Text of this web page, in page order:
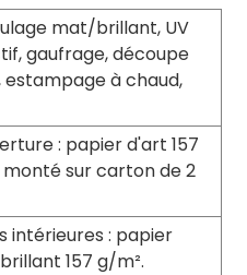
mat/brillant, UV
gaufrage, découpe
estampage à chaud,
: papier d'art 157
sur carton de 2
intérieures : papier
157 g/m².